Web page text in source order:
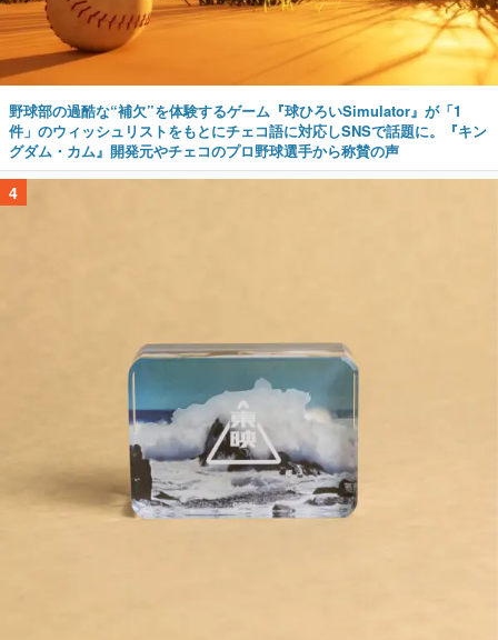
野球部の過酷な“補欠”を体験するゲーム『球ひろいSimulator』が「1
件」のウィッシュリストをもとにチェコ語に対応しSNSで話題に。『キン
グダム・カム』開発元やチェコのプロ野球選手から称賛の声
4